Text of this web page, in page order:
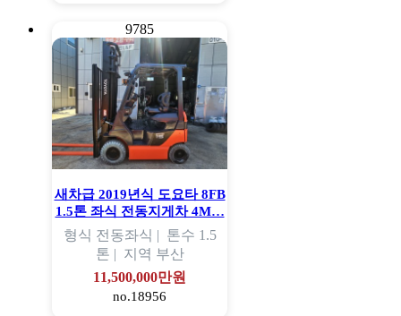
9785
새차급 2019년식 도요타 8FB
1.5톤 좌식 전동지게차 4M…
형식 전동좌식 | 톤수 1.5
톤 | 지역 부산
11,500,000만원
no.18956